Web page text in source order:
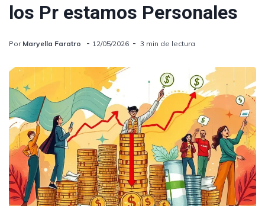
los Pr estamos Personales
Por Maryella Faratro 12/05/2026 3 min de lectura